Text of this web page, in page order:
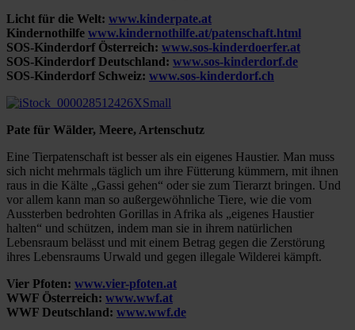
Licht für die Welt: www.kinderpate.at
Kindernothilfe www.kindernothilfe.at/patenschaft.html
SOS-Kinderdorf Österreich: www.sos-kinderdoerfer.at
SOS-Kinderdorf Deutschland: www.sos-kinderdorf.de
SOS-Kinderdorf Schweiz: www.sos-kinderdorf.ch
Pate für Wälder, Meere, Artenschutz
Eine Tierpatenschaft ist besser als ein eigenes Haustier. Man muss
sich nicht mehrmals täglich um ihre Fütterung kümmern, mit ihnen
raus in die Kälte „Gassi gehen“ oder sie zum Tierarzt bringen. Und
vor allem kann man so außergewöhnliche Tiere, wie die vom
Aussterben bedrohten Gorillas in Afrika als „eigenes Haustier
halten“ und schützen, indem man sie in ihrem natürlichen
Lebensraum belässt und mit einem Betrag gegen die Zerstörung
ihres Lebensraums Urwald und gegen illegale Wilderei kämpft.
Vier Pfoten: www.vier-pfoten.at
WWF Österreich: www.wwf.at
WWF Deutschland: www.wwf.de